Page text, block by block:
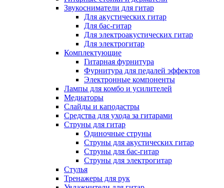
Звукосниматели для гитар
Для акустических гитар
Для бас-гитар
Для электроакустических гитар
Для электрогитар
Комплектующие
Гитарная фурнитура
Фурнитура для педалей эффектов
Электронные компоненты
Лампы для комбо и усилителей
Медиаторы
Слайды и каподастры
Средства для ухода за гитарами
Струны для гитар
Одиночные струны
Струны для акустических гитар
Струны для бас-гитар
Струны для электрогитар
Стулья
Тренажеры для рук